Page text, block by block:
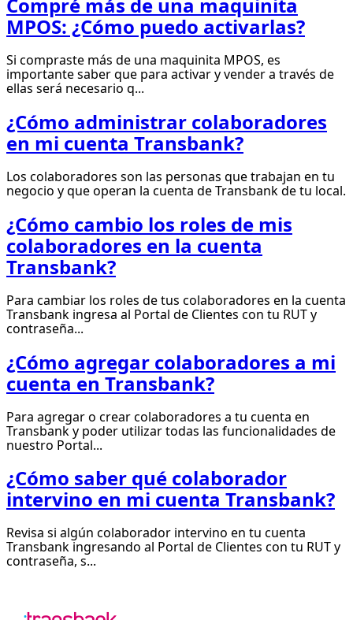
Compré más de una maquinita
MPOS: ¿Cómo puedo activarlas?
Si compraste más de una maquinita MPOS, es
importante saber que para activar y vender a través de
ellas será necesario q...
¿Cómo administrar colaboradores
en mi cuenta Transbank?
Los colaboradores son las personas que trabajan en tu
negocio y que operan la cuenta de Transbank de tu local.
¿Cómo cambio los roles de mis
colaboradores en la cuenta
Transbank?
Para cambiar los roles de tus colaboradores en la cuenta
Transbank ingresa al Portal de Clientes con tu RUT y
contraseña...
¿Cómo agregar colaboradores a mi
cuenta en Transbank?
Para agregar o crear colaboradores a tu cuenta en
Transbank y poder utilizar todas las funcionalidades de
nuestro Portal...
¿Cómo saber qué colaborador
intervino en mi cuenta Transbank?
Revisa si algún colaborador intervino en tu cuenta
Transbank ingresando al Portal de Clientes con tu RUT y
contraseña, s...